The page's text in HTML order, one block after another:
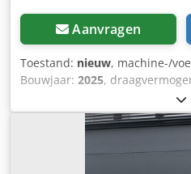
Aanvragen
Toestand: nieuw, machine-/
Bouwjaar: 2025,
, ladingzwaartepunt:
elektrisch, masttype:Simplex,
batterijspanning:24 V,
,
000081 Specificaties accu: 24V